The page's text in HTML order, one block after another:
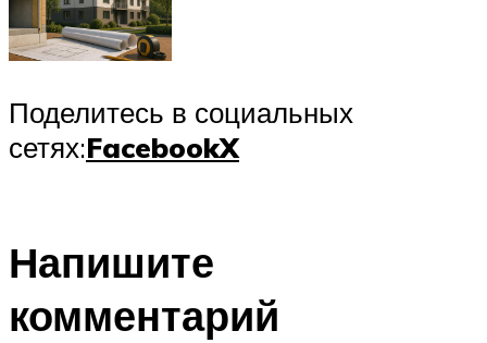
Поделитесь в социальных
сетях:FacebookX
Напишите
комментарий